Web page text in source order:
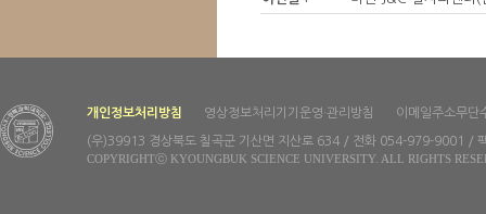
개인정보처리방침 영상정보처리기기운영·관리방침 이메일주소무단
(우)39913 경상북도 칠곡군 기산면 지산로 634 / 전화 054-979-9001 /
COPYRIGHTⓒ KYOUNGBUK SCIENCE UNIVERSITY. ALL RIGHTS